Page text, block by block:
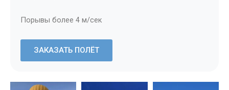
Порывы более 4 м/сек
ЗАКАЗАТЬ ПОЛЁТ